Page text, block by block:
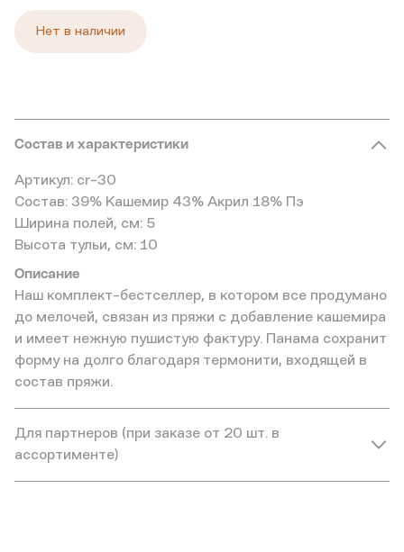
Нет в наличии
Состав и характеристики
Артикул: сr-30
Состав: 39% Кашемир 43% Акрил 18% Пэ
Ширина полей, см: 5
Высота тульи, см: 10
Описание
Наш комплект-бестселлер, в котором все продумано
до мелочей, связан из пряжи с добавление кашемира
и имеет нежную пушистую фактуру. Панама сохранит
форму на долго благодаря термонити, входящей в
состав пряжи.
Для партнеров (при заказе от 20 шт. в
ассортименте)